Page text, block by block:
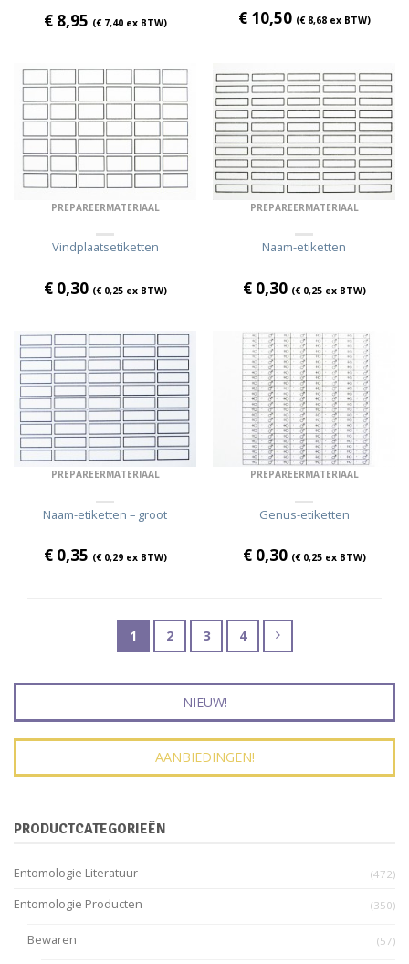
€8,95 (€7,40ex BTW) €10,50 (€8,68ex BTW)
PREPAREERMATERIAAL
Vindplaatsetiketten
€0,30 (€0,25ex BTW)
PREPAREERMATERIAAL
Naam-etiketten
€0,30 (€0,25ex BTW)
PREPAREERMATERIAAL
Naam-etiketten – groot
€0,35 (€0,29ex BTW)
PREPAREERMATERIAAL
Genus-etiketten
€0,30 (€0,25ex BTW)
1 2 3 4
NIEUW!
AANBIEDINGEN!
PRODUCTCATEGORIEËN
Entomologie Literatuur (472)
Entomologie Producten (350)
Bewaren (57)